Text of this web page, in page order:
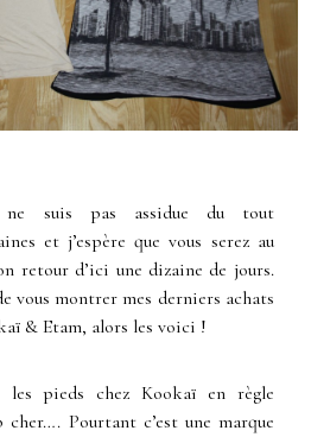
suis pas assidue du tout
et j’espère que vous serez au
retour d’ici une dizaine de jours.
vous montrer mes derniers achats
& Etam, alors les voici !
les pieds chez Kookaï en règle
cher…. Pourtant c’est une marque